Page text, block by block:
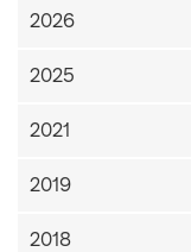
2026
2025
2021
2019
2018